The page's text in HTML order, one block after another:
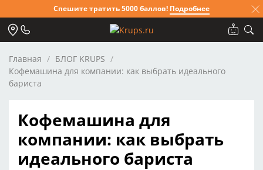
Спешите тратить 5000 баллов! Подробнее
Главная
БЛОГ KRUPS
Кофемашина для компании: как выбрать идеального
бариста
Кофемашина для
компании: как выбрать
идеального бариста